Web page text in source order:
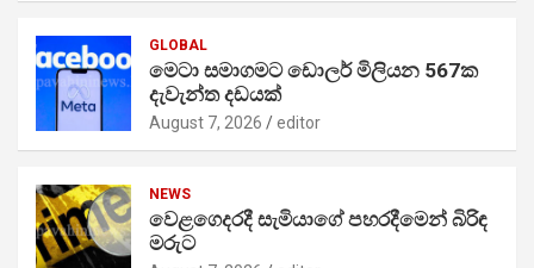
GLOBAL
මෙටා සමාගමට ඩොලර් මිලියන 567ක
දැවැන්ත දඩයක්
August 7, 2026 editor
NEWS
වෙළගෙදරදී සැමියාගේ පහරදීමෙන් බිරිඳ
මරුට